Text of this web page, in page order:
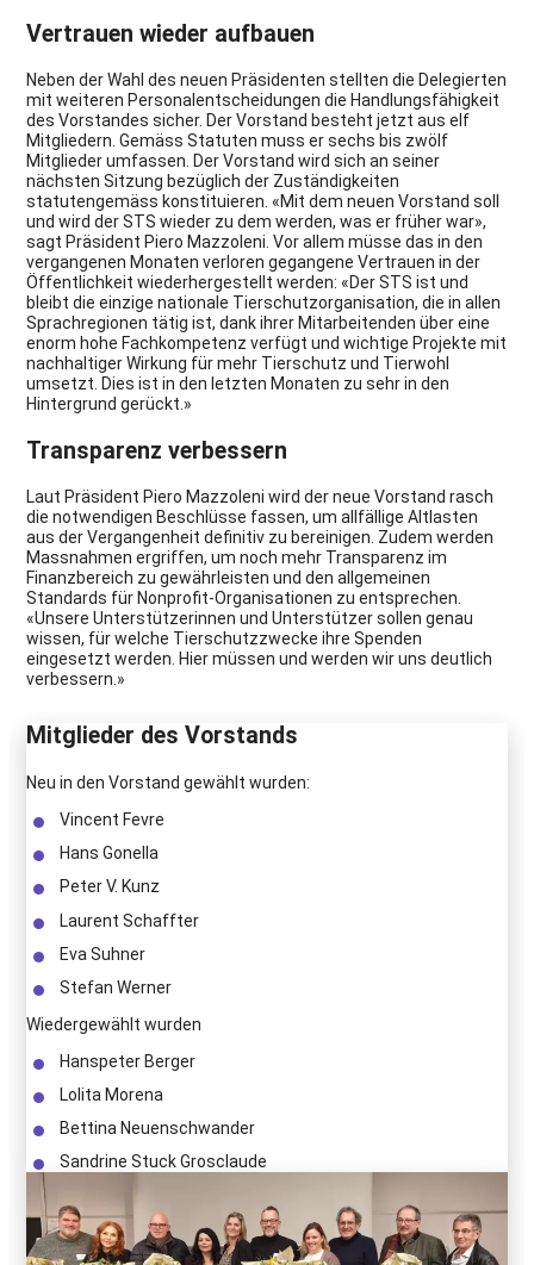
Vertrauen wieder aufbauen
Neben der Wahl des neuen Präsidenten stellten die Delegierten
mit weiteren Personalentscheidungen die Handlungsfähigkeit
des Vorstandes sicher. Der Vorstand besteht jetzt aus elf
Mitgliedern. Gemäss Statuten muss er sechs bis zwölf
Mitglieder umfassen. Der Vorstand wird sich an seiner
nächsten Sitzung bezüglich der Zuständigkeiten
statutengemäss konstituieren. «Mit dem neuen Vorstand soll
und wird der STS wieder zu dem werden, was er früher war»,
sagt Präsident Piero Mazzoleni. Vor allem müsse das in den
vergangenen Monaten verloren gegangene Vertrauen in der
Öffentlichkeit wiederhergestellt werden: «Der STS ist und
bleibt die einzige nationale Tierschutzorganisation, die in allen
Sprachregionen tätig ist, dank ihrer Mitarbeitenden über eine
enorm hohe Fachkompetenz verfügt und wichtige Projekte mit
nachhaltiger Wirkung für mehr Tierschutz und Tierwohl
umsetzt. Dies ist in den letzten Monaten zu sehr in den
Hintergrund gerückt.»
Transparenz verbessern
Laut Präsident Piero Mazzoleni wird der neue Vorstand rasch
die notwendigen Beschlüsse fassen, um allfällige Altlasten
aus der Vergangenheit definitiv zu bereinigen. Zudem werden
Massnahmen ergriffen, um noch mehr Transparenz im
Finanzbereich zu gewährleisten und den allgemeinen
Standards für Nonprofit-Organisationen zu entsprechen.
«Unsere Unterstützerinnen und Unterstützer sollen genau
wissen, für welche Tierschutzzwecke ihre Spenden
eingesetzt werden. Hier müssen und werden wir uns deutlich
verbessern.»
Mitglieder des Vorstands
Neu in den Vorstand gewählt wurden:
Vincent Fevre
Hans Gonella
Peter V. Kunz
Laurent Schaffter
Eva Suhner
Stefan Werner
Wiedergewählt wurden
Hanspeter Berger
Lolita Morena
Bettina Neuenschwander
Sandrine Stuck Grosclaude